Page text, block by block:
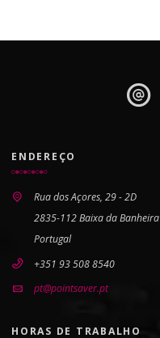
ENDEREÇO
Rua dos Açores, 29 - 2D
2835-112 Baixa da Banheira
Portugal
+351 93 508 8540
pt@pointsaver.pt
HORAS DE TRABALHO